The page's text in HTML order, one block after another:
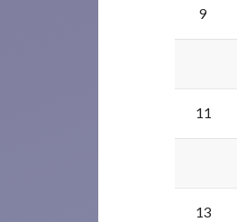
9
11
13